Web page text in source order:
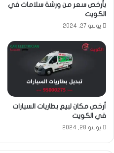
بأرخص سعر من ورشة سلامات في
الكويت
يوليو 27, 2024
أرخص مكان لبيع بطاريات السيارات
في الكويت
يوليو 28, 2024